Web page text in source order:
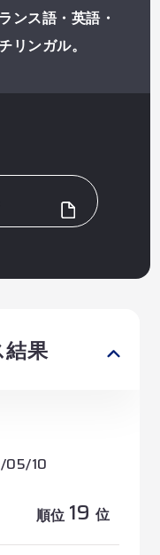
ンス語・英語・
リンガル。
結果
10
順位 19 位